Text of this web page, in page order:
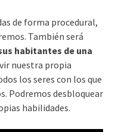
de forma procedural,
También será
habitantes de una
nuestra propia
los seres con los que
Podremos desbloquear
habilidades.